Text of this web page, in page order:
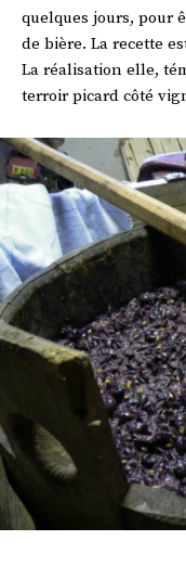
quelques jours, pour
de bière. La recette
La réalisation elle,
terroir picard côté